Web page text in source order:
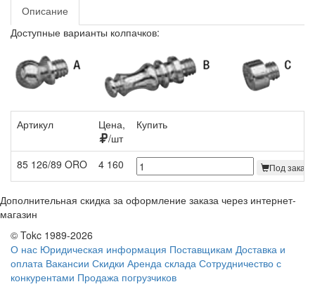
Описание
Доступные варианты колпачков:
Артикул
Цена,
/шт
Купить
85 126/89 ORO 4 160 Под заказ
Дополнительная скидка за оформление заказа через интернет-
магазин
© Tokc 1989-2026
О нас Юридическая информация Поставщикам Доставка и
оплата Вакансии Скидки Аренда склада Сотрудничество с
конкурентами Продажа погрузчиков